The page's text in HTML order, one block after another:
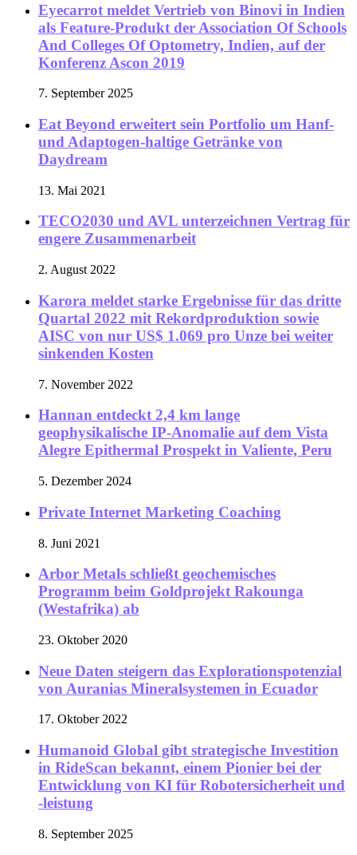
Eyecarrot meldet Vertrieb von Binovi in Indien
als Feature-Produkt der Association Of Schools
And Colleges Of Optometry, Indien, auf der
Konferenz Ascon 2019
7. September 2025
Eat Beyond erweitert sein Portfolio um Hanf-
und Adaptogen-haltige Getränke von
Daydream
13. Mai 2021
TECO2030 und AVL unterzeichnen Vertrag für
engere Zusammenarbeit
2. August 2022
Karora meldet starke Ergebnisse für das dritte
Quartal 2022 mit Rekordproduktion sowie
AISC von nur US$ 1.069 pro Unze bei weiter
sinkenden Kosten
7. November 2022
Hannan entdeckt 2,4 km lange
geophysikalische IP-Anomalie auf dem Vista
Alegre Epithermal Prospekt in Valiente, Peru
5. Dezember 2024
Private Internet Marketing Coaching
8. Juni 2021
Arbor Metals schließt geochemisches
Programm beim Goldprojekt Rakounga
(Westafrika) ab
23. Oktober 2020
Neue Daten steigern das Explorationspotenzial
von Auranias Mineralsystemen in Ecuador
17. Oktober 2022
Humanoid Global gibt strategische Investition
in RideScan bekannt, einem Pionier bei der
Entwicklung von KI für Robotersicherheit und
-leistung
8. September 2025